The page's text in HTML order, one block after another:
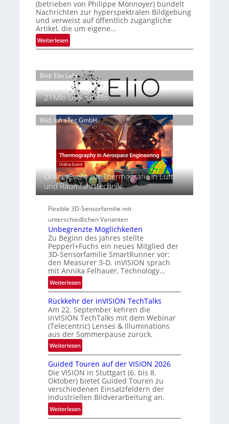
l
e
n
N
i
h
0
2
6
i
l
i
g
t
c
h
a
n
e
a
c
t
s
S
r
i
e
s
-
B
-
R
u
d
e
s
t
ä
r
k
r
ä
s
e
n
z
E
M
E
A
-
e
g
i
o
n
(betrieben von Philippe Monnoyer) bündelt
Nachrichten zur hyperspektralen Bildgebung
und verweist auf öffentlich zugängliche
Artikel, die um eigene…
Weiterlesen:
H
m
e
p
a
g
e
‚
p
e
r
s
p
t
r
a
l
N
e
w
s
‘
Bild: Elio Labs.
21Mio.US$ für Elio
Bild: InfraTec GmbH
Online-Event zur Thermografie in Luft-
und Raumfahrttechnik
Flexible 3D-Sensorfamilie mit
unterschiedlichen Varianten
Unbegrenzte Möglichkeiten
Zu Beginn des Jahres stellte
Pepperl+Fuchs ein neues Mitglied der
3D-Sensorfamilie SmartRunner vor:
den Measurer 3-D. inVISION sprach
mit Annika Felhauer, Technology…
Weiterlesen:
U
n
b
e
g
r
e
z
t
e
M
ö
g
Rückkehr der inVISION TechTalks
Am 22. September kehren die
inVISION TechTalks mit dem Webinar
(Telecentric) Lenses & Illuminations
aus der Sommerpause zurück.
Weiterlesen:
R
ü
c
k
k
e
h
Guided Touren auf der VISION 2026
Die VISION in Stuttgart (6. bis 8.
Oktober) bietet Guided Touren zu
verschiedenen Einsatzfeldern der
industriellen Bildverarbeitung an.
Weiterlesen:
G